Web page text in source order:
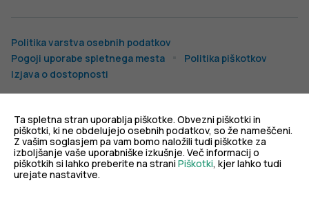
Politika varstva osebnih podatkov
Pogoji uporabe spletnega mesta
Politika piškotkov
Izjava o dostopnosti
Ta spletna stran uporablja piškotke. Obvezni piškotki in
piškotki, ki ne obdelujejo osebnih podatkov, so že nameščeni.
Z vašim soglasjem pa vam bomo naložili tudi piškotke za
izboljšanje vaše uporabniške izkušnje. Več informacij o
piškotkih si lahko preberite na strani Piškotki, kjer lahko tudi
urejate nastavitve.